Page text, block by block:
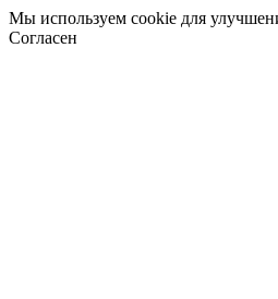
Мы используем cookie для
Согласен